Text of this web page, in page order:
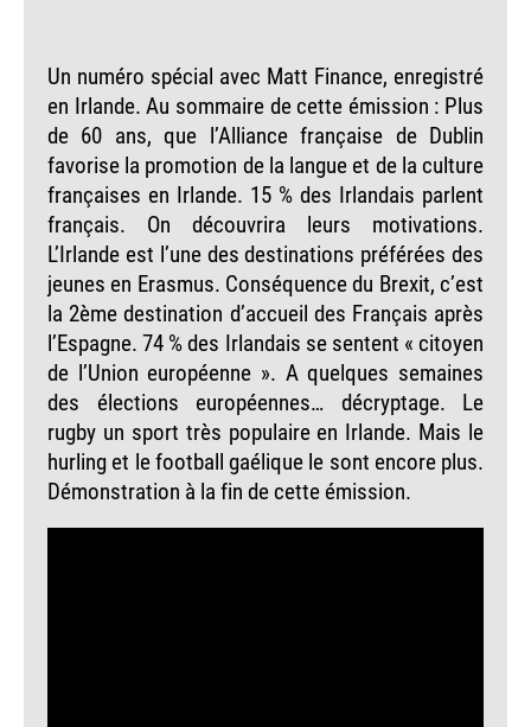
Un numéro spécial avec Matt Finance, enregistré
en Irlande. Au sommaire de cette émission : Plus
de 60 ans, que l’Alliance française de Dublin
favorise la promotion de la langue et de la culture
françaises en Irlande. 15 % des Irlandais parlent
français. On découvrira leurs motivations.
L’Irlande est l’une des destinations préférées des
jeunes en Erasmus. Conséquence du Brexit, c’est
la 2ème destination d’accueil des Français après
l’Espagne. 74 % des Irlandais se sentent « citoyen
de l’Union européenne ». A quelques semaines
des élections européennes… décryptage. Le
rugby un sport très populaire en Irlande. Mais le
hurling et le football gaélique le sont encore plus.
Démonstration à la fin de cette émission.